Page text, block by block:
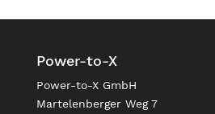
Power-to-X
Power-to-X GmbH
Martelenberger Weg 7